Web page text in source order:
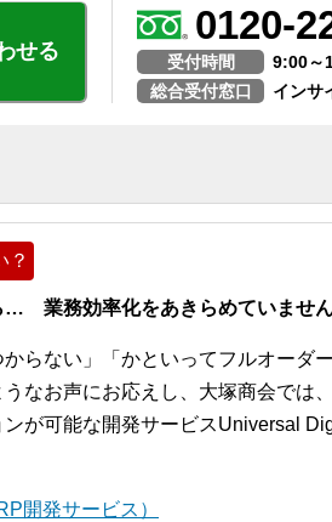
せる
0120-
受付時間
9:00～
総合受付窓口
インサ
？
業務効率化をあきらめていませ
らない」「かといってフルオーダ
なお声にお応えし、大塚商会では
が可能な開発サービスUniversal
開発サービス）